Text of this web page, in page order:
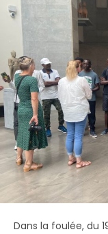
Dans la foulée, du